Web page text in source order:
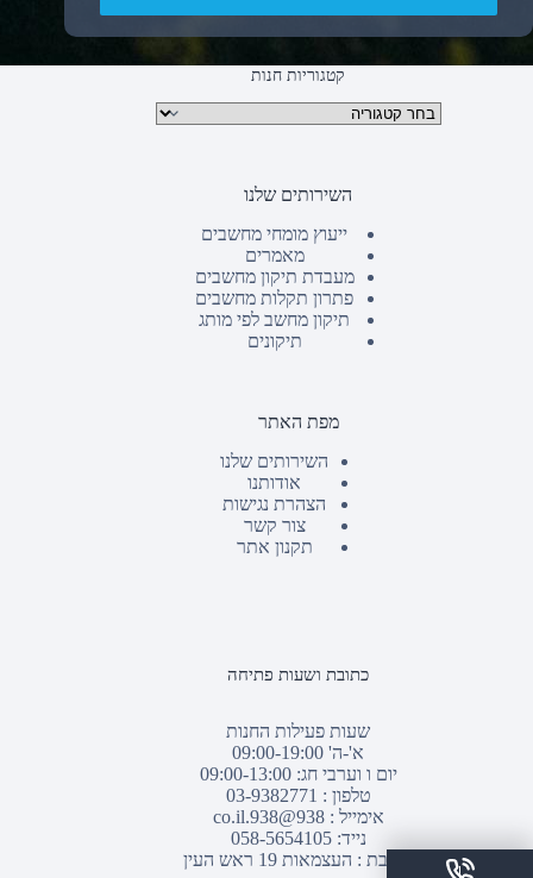
קטגוריות חנות
קטגוריות מוצרים
השירותים שלנו
ייעוץ מומחי מחשבים
מאמרים
מעבדת תיקון מחשבים
פתרון תקלות מחשבים
תיקון מחשב לפי מותג
תיקונים
מפת האתר
השירותים שלנו
אודותנו
הצהרת נגישות
צור קשר
תקנון אתר
כתובת ושעות פתיחה
שעות פעילות החנות
א'-ה' 09:00-19:00
יום ו וערבי חג: 09:00-13:00
טלפון : 03-9382771
אימייל :938@938.co.il
נייד: 058-5654105
כתובת : העצמאות 19 ראש העין